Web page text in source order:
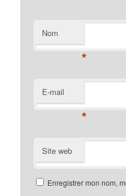
Nom
*
E-mail
*
Site web
Enregistrer mon nom,